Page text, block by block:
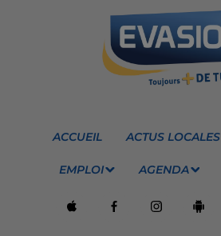
ACCUEIL ACTUS LOCALES
EMPLOI AGENDA